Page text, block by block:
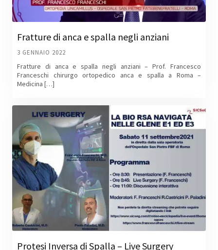
Fratture di anca e spalla negli anziani
3 GENNAIO 2022
Fratture di anca e spalla negli anziani – Prof. Francesco
Franceschi chirurgo ortopedico anca e spalla a Roma –
Medicina […]
Protesi Inversa di Spalla – Live Surgery